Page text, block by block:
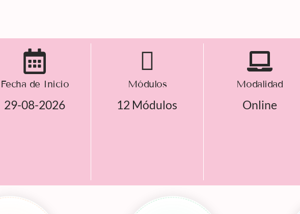
Fecha de Inicio
29-08-2026
Módulos
12 Módulos
Modalidad
Online